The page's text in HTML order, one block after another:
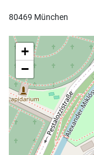
80469 München
+
−